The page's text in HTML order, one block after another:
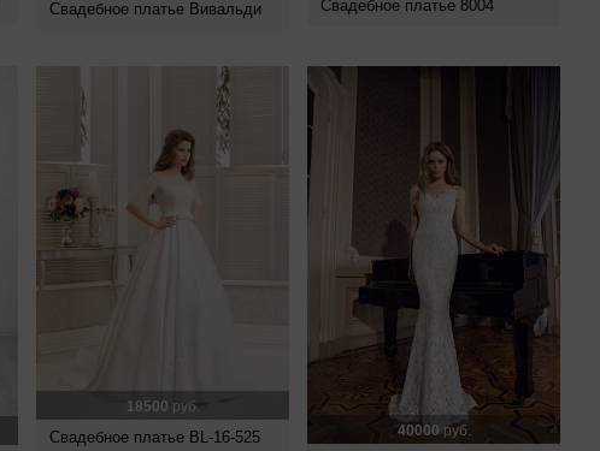
Свадебное платье Вивальди Свадебное платье 8004
18500 руб.
Свадебное платье BL-16-525 40000руб.